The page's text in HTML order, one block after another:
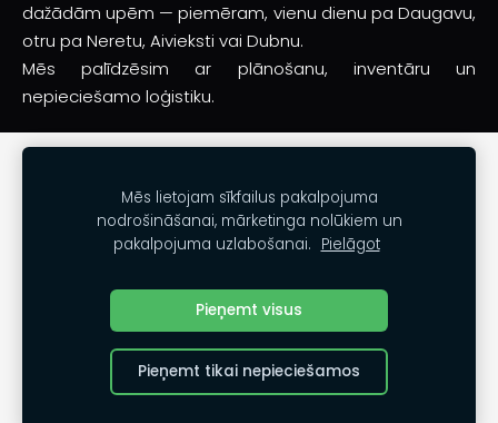
dažādām upēm — piemēram, vienu dienu pa Daugavu,
otru pa Neretu, Aivieksti vai Dubnu.
Mēs palīdzēsim ar plānošanu, inventāru un
nepieciešamo loģistiku.
Kontakti
www.daugmales.lv
Mēs lietojam sīkfailus pakalpojuma
nodrošināšanai, mārketinga nolūkiem un
pakalpojuma uzlabošanai. Pielāgot
Pieņemt visus
Pieņemt tikai nepieciešamos